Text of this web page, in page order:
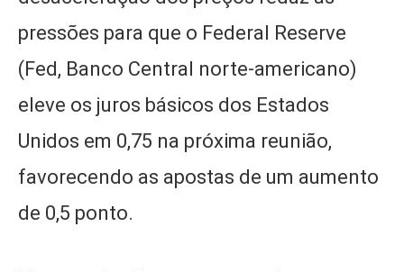
pressões para que o Federal Reserve
(Fed, Banco Central norte-americano)
eleve os juros básicos dos Estados
Unidos em 0,75 na próxima reunião,
favorecendo as apostas de um aumento
de 0,5 ponto.